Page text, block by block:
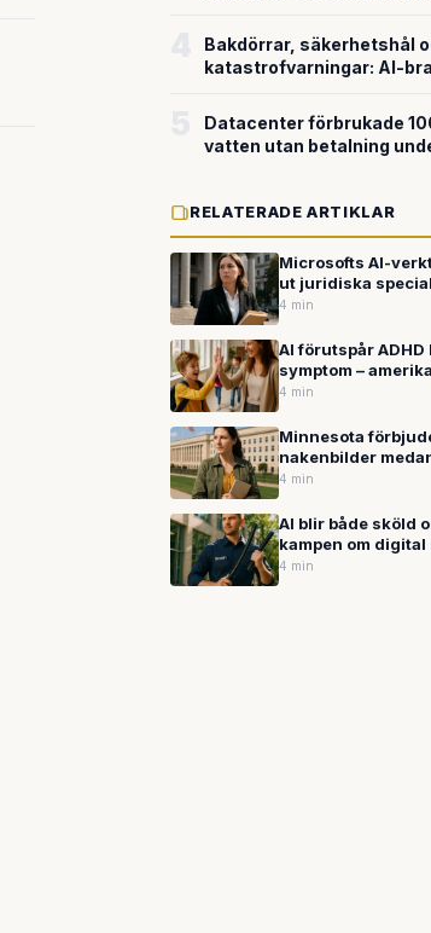
Bakdörrar, säkerhetshål
katastrofvarningar: AI-
Datacenter förbrukade
vatten utan betalning
RELATERADE ARTIKLAR
Microsofts AI-
ut juridiska
4 min
AI förutspår
symptom –
visar genombrott
4 min
Minnesota
nakenbilder
tecknar nya AI-avtal
4 min
AI blir både sköld
kampen om
4 min